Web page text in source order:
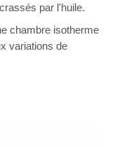
par l'huile.
chambre isotherme
variations de